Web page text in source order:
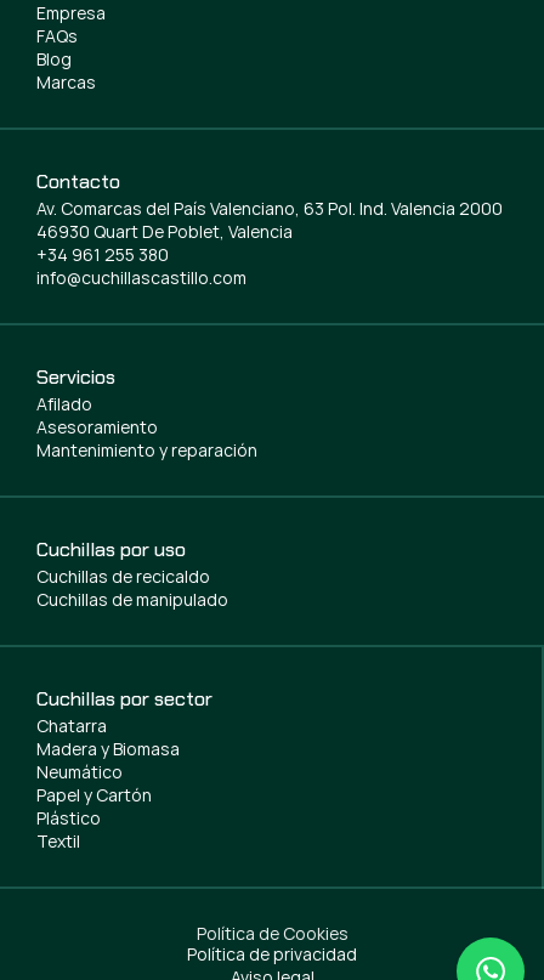
Servicios
Afilado
Asesoramiento
Mantenimiento y reparación
Cuchillas por uso
Cuchillas de recicaldo
Cuchillas de manipulado
Cuchillas por sector
Chatarra
Madera y Biomasa
Neumático
Papel y Cartón
Plástico
Textil
Empresa
FAQs
Blog
Marcas
Contacto
Av. Comarcas del País Valenciano, 63 Pol. Ind. Valencia 2000
46930 Quart De Poblet, Valencia
+34 961 255 380
info@cuchillascastillo.com
Política de Cookies
Política de privacidad